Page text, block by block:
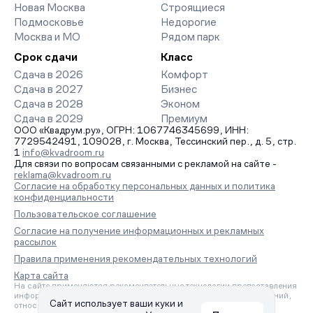
Новая Москва
Подмосковье
Москва и МО
Строящиеся
Недорогие
Рядом парк
Срок сдачи
Сдача в 2026
Сдача в 2027
Сдача в 2028
Сдача в 2029
Класс
Комфорт
Бизнес
Эконом
Премиум
ООО «Квадрум.ру», ОГРН: 1067746345699, ИНН:
7729542491, 109028, г. Москва, Тессинский пер., д. 5, стр.
1 info@kvadroom.ru
Для связи по вопросам связанными с рекламой на сайте -
reklama@kvadroom.ru
Согласие на обработку персональных данных и политика
конфиденциальности
Пользовательское соглашение
Согласие на получение информационных и рекламных
рассылок
Правила применения рекомендательных технологий
Карта сайта
На сайте применяются рекомендательные технологии предоставления
информации на основе сбора, систематизации и анализа сведений,
относящихся к предпочтениям пользователей сети «Интернет»,
Сайт использует ваши куки и